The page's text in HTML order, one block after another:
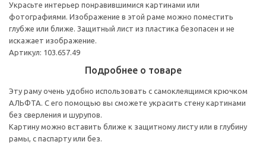
Украсьте интерьер понравившимися картинами или
фотографиями. Изображение в этой раме можно поместить
глубже или ближе. Защитный лист из пластика безопасен и не
искажает изображение.
Артикул: 103.657.49
Подробнее о товаре
Эту раму очень удобно использовать с самоклеящимся крючком
АЛЬФТА. С его помощью вы сможете украсить стену картинами
без сверления и шурупов.
Картину можно вставить ближе к защитному листу или в глубину
рамы, с паспарту или без.